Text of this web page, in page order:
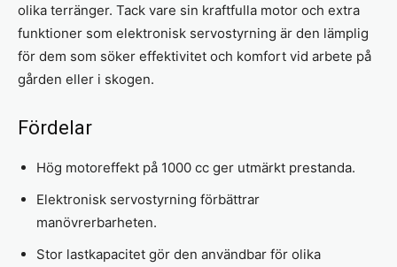
olika terränger. Tack vare sin kraftfulla motor och extra
funktioner som elektronisk servostyrning är den lämplig
för dem som söker effektivitet och komfort vid arbete på
gården eller i skogen.
Fördelar
Hög motoreffekt på 1000 cc ger utmärkt prestanda.
Elektronisk servostyrning förbättrar
manövrerbarheten.
Stor lastkapacitet gör den användbar för olika